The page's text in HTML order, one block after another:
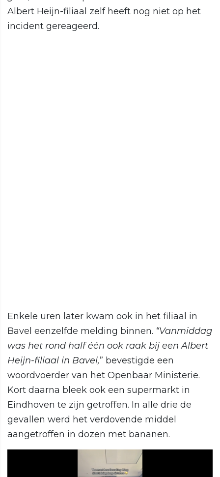
Albert Heijn-filiaal zelf heeft nog niet op het
incident gereageerd.
Enkele uren later kwam ook in het filiaal in
Bavel eenzelfde melding binnen. “Vanmiddag
was het rond half één ook raak bij een Albert
Heijn-filiaal in Bavel,” bevestigde een
woordvoerder van het Openbaar Ministerie.
Kort daarna bleek ook een supermarkt in
Eindhoven te zijn getroffen. In alle drie de
gevallen werd het verdovende middel
aangetroffen in dozen met bananen.